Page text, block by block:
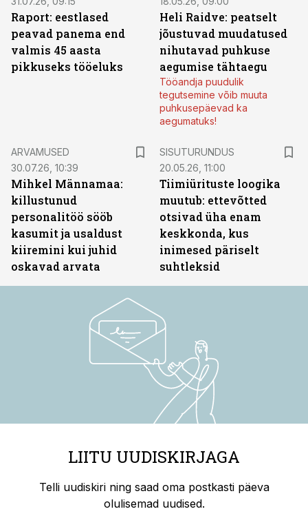
Raport: eestlased
peavad panema end
valmis 45 aasta
pikkuseks tööeluks
Heli Raidve: peatselt
jõustuvad muudatused
nihutavad puhkuse
aegumise tähtaegu
Tööandja puudulik
tegutsemine võib muuta
puhkusepäevad ka
aegumatuks!
ARVAMUSED
30.07.26, 10:39
Mihkel Männamaa:
killustunud
personalitöö sööb
kasumit ja usaldust
kiiremini kui juhid
oskavad arvata
SISUTURUNDUS
20.05.26, 11:00
Tiimiürituste loogika
muutub: ettevõtted
otsivad üha enam
keskkonda, kus
inimesed päriselt
suhtleksid
LIITU UUDISKIRJAGA
Telli uudiskiri ning saad oma postkasti päeva
olulisemad uudised.